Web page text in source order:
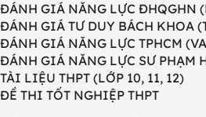
ĐÁNH GIÁ NĂNG LỰC ĐHQGHN
ĐÁNH GIÁ TƯ DUY BÁCH KHOA
ĐÁNH GIÁ NĂNG LỰC TPHCM
ĐÁNH GIÁ NĂNG LỰC SƯ PHẠM
TÀI LIỆU THPT (LỚP 10, 11, 12)
ĐỀ THI TỐT NGHIỆP THPT